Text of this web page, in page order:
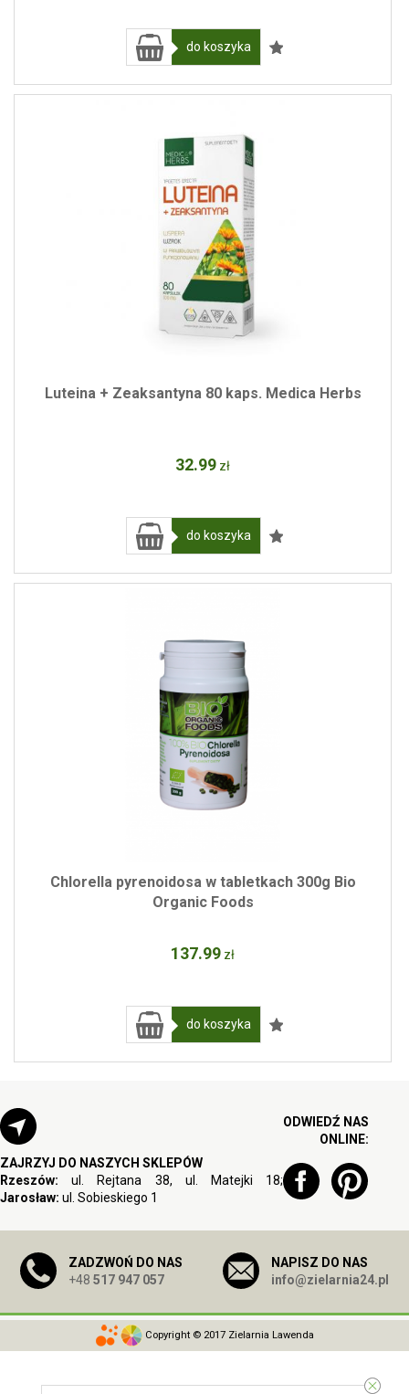
do koszyka
Luteina + Zeaksantyna 80 kaps. Medica Herbs
32.99 zł
do koszyka
Chlorella pyrenoidosa w tabletkach 300g Bio
Organic Foods
137.99 zł
do koszyka
ZAJRZYJ DO NASZYCH SKLEPÓW
Rzeszów: ul. Rejtana 38, ul. Matejki 18;
Jarosław: ul. Sobieskiego 1
ODWIEDŹ NAS
ONLINE:
ZADZWOŃ DO NAS
+48 517 947 057
NAPISZ DO NAS
info@zielarnia24.pl
Copyright © 2017 Zielarnia Lawenda